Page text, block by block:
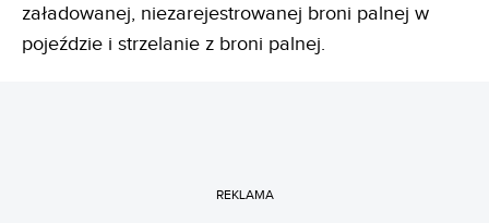
załadowanej, niezarejestrowanej broni palnej w
pojeździe i strzelanie z broni palnej.
REKLAMA